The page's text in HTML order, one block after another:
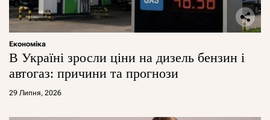
Економіка
В Україні зросли ціни на дизель бензин і
автогаз: причини та прогнози
29 Липня, 2026